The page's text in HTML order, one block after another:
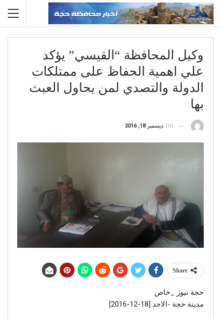
وكيل المحافظة “القيسي” يؤكد
علي اهمية الحفاظ على ممتلكات
الدولة والتصدي لمن يحاول العبث
بها
On ديسمبر 18, 2016
Share
حجة نيوز _خاص
مدينة حجة -الاحد [18-12-2016]